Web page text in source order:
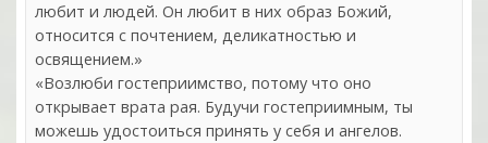
любит и людей. Он любит в них образ Божий,
относится с почтением, деликатностью и
освящением.»
«Возлюби гостеприимство, потому что оно
открывает врата рая. Будучи гостеприимным, ты
можешь удостоиться принять у себя и ангелов.